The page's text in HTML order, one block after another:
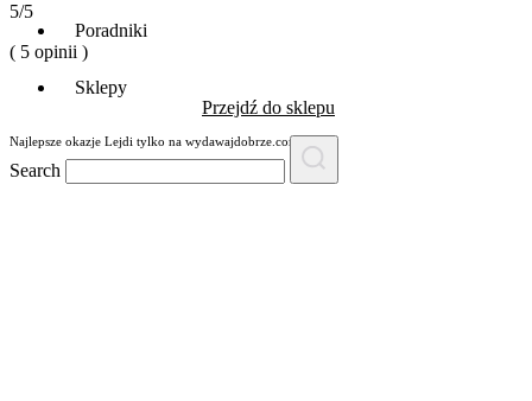
Poradniki
Sklepy
Search
5/5
( 5 opinii )
Przejdź do sklepu
Najlepsze okazje Lejdi tylko na wydawajdobrze.com!